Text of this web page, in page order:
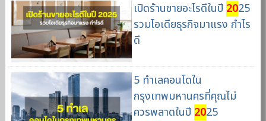
เปิดร้านขายอะไรดีในปี 2025
รวมไอเดียธุรกิจมาแรง กำไร
ดี
5 ทำเลคอนโดใน
กรุงเทพมหานครที่คุณไม่
ควรพลาดในปี 2025